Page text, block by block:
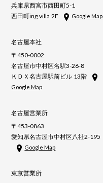
兵庫県西宮市西田町5-1
西田町ing villa 2F
Google Map
名古屋本社
〒450-0002
名古屋市中村区名駅3-26-8
ＫＤＸ名古屋駅前ビル 13階
Google Map
名古屋営業所
〒453-0863
愛知県名古屋市中村区八社2-195
Google Map
東京営業所